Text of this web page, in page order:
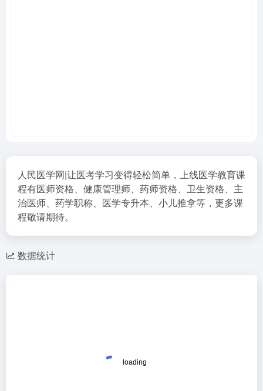
人民医学网|让医考学习变得轻松简单，上线医学教育课
程有医师资格、健康管理师、药师资格、卫生资格、主
治医师、药学职称、医学专升本、小儿推拿等，更多课
程敬请期待。
数据统计